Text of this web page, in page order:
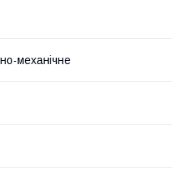
механічне